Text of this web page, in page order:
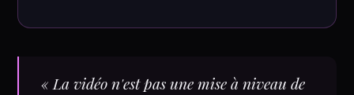
« La vidéo n'est pas une mise à niveau de